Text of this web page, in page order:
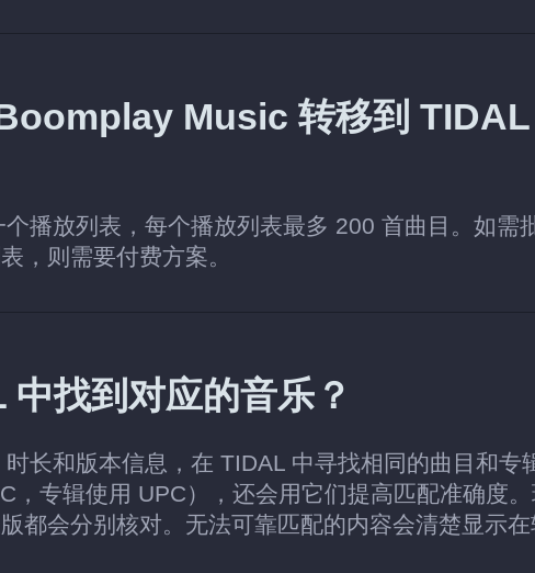
Music 转移到 TIDAL
播放列表，每个播放列表最多 200 首曲目。如需
，则需要付费方案。
找到对应的音乐？
长和版本信息，在 TIDAL 中寻找相同的曲目和专
，专辑使用 UPC），还会用它们提高匹配准确度
都会分别核对。无法可靠匹配的内容会清楚显示在